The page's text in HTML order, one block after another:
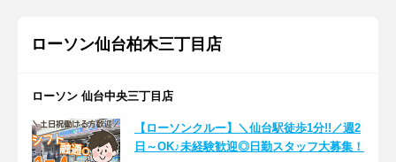
ローソン仙台柏木三丁目店
ローソン 仙台中央三丁目店
【ローソンクルー】＼仙台駅徒歩1分!!／週2
日～OK♪未経験歓迎◎日勤スタッフ大募集！